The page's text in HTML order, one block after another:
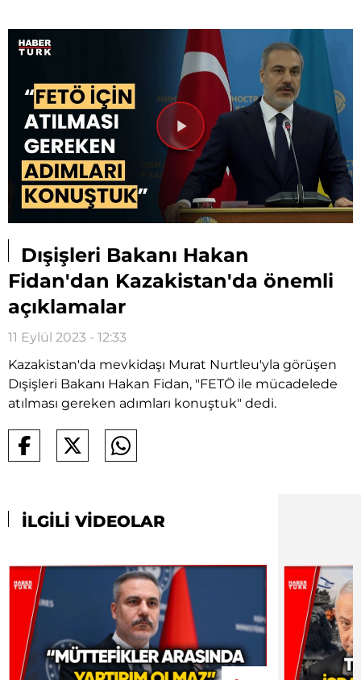
Videoyu
Oynat
Dışişleri Bakanı Hakan
Fidan'dan Kazakistan'da önemli
açıklamalar
11 Eylül 2023 - 12:33
Kazakistan'da mevkidaşı Murat Nurtleu'yla görüşen
Dışişleri Bakanı Hakan Fidan, "FETÖ ile mücadelede
atılması gereken adımları konuştuk" dedi.
İLGİLİ VİDEOLAR